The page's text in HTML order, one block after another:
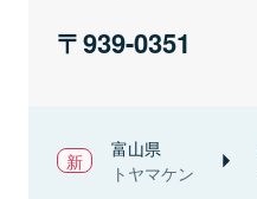
939-0351
富山県
トヤマケン